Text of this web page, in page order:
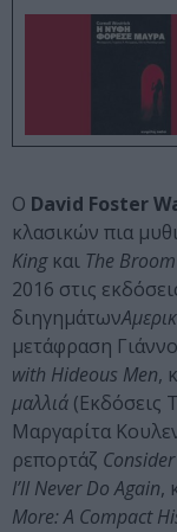
Ο David Foster
κλασικών πια
Kingκαι The
2016 στις
διηγημάτων
μετάφραση
with Hideous Men,
μαλλιά (Εκδόσεις
Μαργαρίτα
ρεπορτάζ
I’ll Never Do Again,
More: A Compact